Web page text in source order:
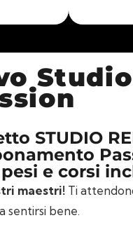
Studio
STUDIO
e corsi
maestri! Ti
sentirsi bene.